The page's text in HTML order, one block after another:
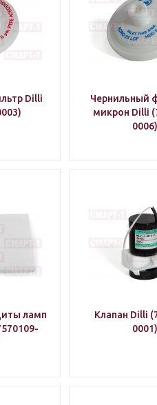
Dilli
Чернильный
микрон Dilli
0006)
ламп
Клапан Dilli
0001)